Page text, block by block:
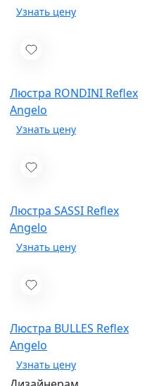
Люстра RONDINI Reflex
Angelo
Люстра SASSI Reflex
Angelo
Люстра BULLES Reflex
Angelo